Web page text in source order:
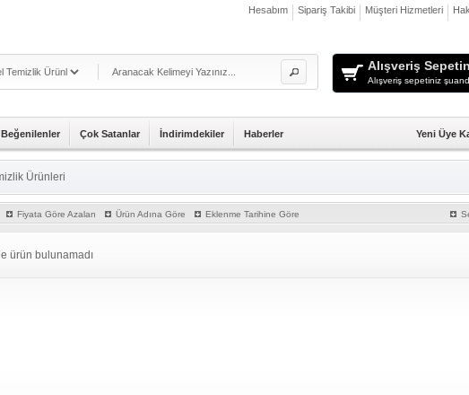
Alışveriş
Alışveriş sepetiniz
Beğenilenler Çok Satanlar İndirimdekiler Haberler Yeni Üye
Müşteri Hizmetleri
Sipariş Takibi
Hesabım
Ürünleri
Fiyata Göre Azalan Ürün Adına Göre Eklenme Tarihine Göre
ürün bulunamadı